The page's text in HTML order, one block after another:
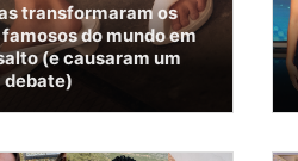
transformaram os
do mundo em
(e causaram um
debate)